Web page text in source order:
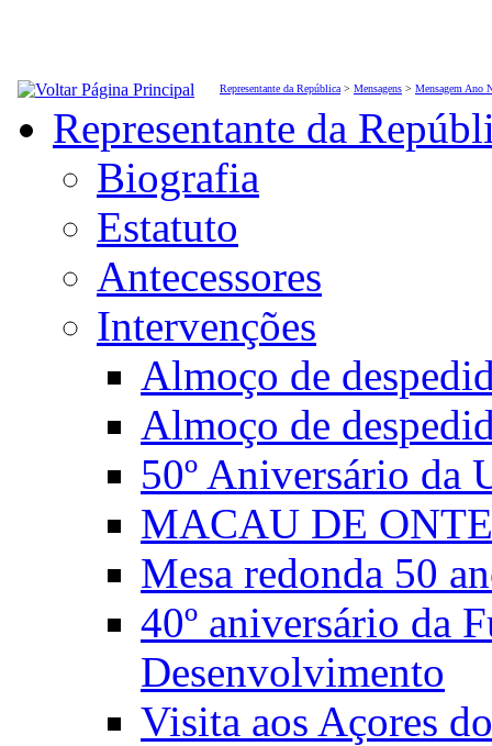
Representante da República > Mensagens > Mensagem Ano
Representante da
Biografia
Estatuto
Antecessores
Intervenções
Almoço de
Almoço de
50º Aniversário da
MACAU DE
Mesa redonda 50
40º aniversário da
Desenvolvimento
Visita aos Açores